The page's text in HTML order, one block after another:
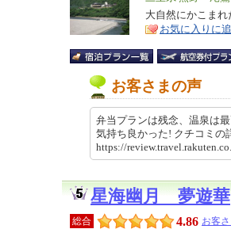
リ
ア
特
徴
大自然にかこま
お気に入りに
お客さまの声
弁当プランは残念、温泉は
気持ち良かった! クチコミ
https://
星海幽月 夢遊華
総合 4.86 お客